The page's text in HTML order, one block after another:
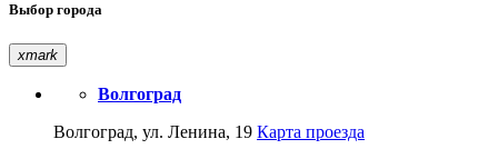
Выбор города
xmark
Волгоград
Волгоград, ул. Ленина, 19 Карта проезда